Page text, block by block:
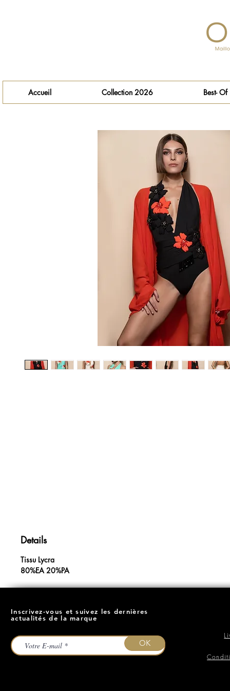
Accueil Collection 2026 Best- Of
Details
Tissu Lycra
80%EA 20%PA
Inscrivez-vous et suivez les dernières
actualités de la marque
OK